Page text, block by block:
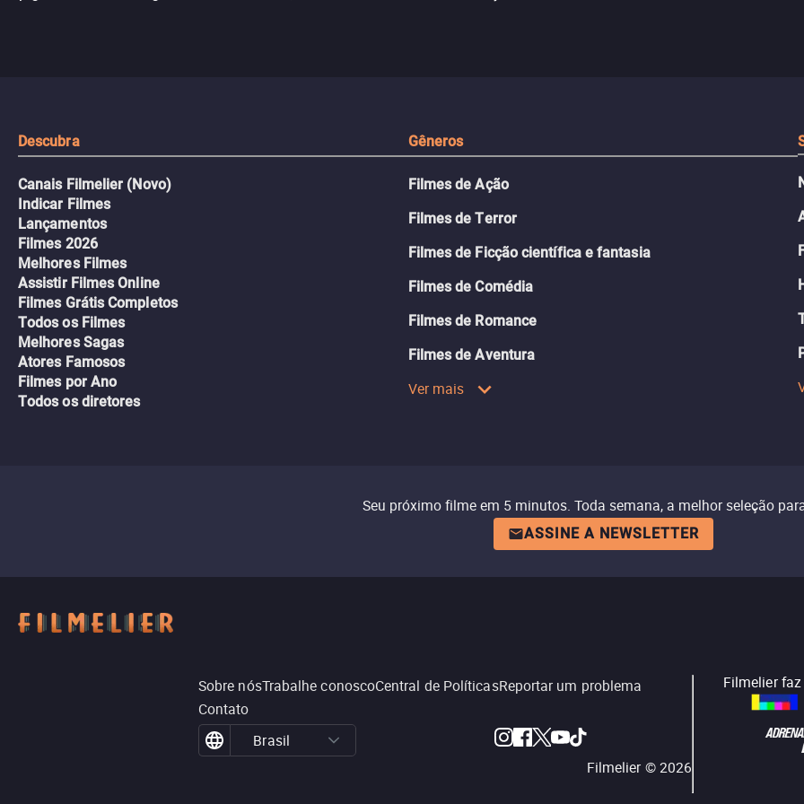
Descubra
Canais Filmelier (Novo)
Indicar Filmes
Lançamentos
Filmes 2026
Melhores Filmes
Assistir Filmes Online
Filmes Grátis Completos
Todos os Filmes
Melhores Sagas
Atores Famosos
Filmes por Ano
Todos os diretores
Gêneros
Filmes de Ação
Filmes de Terror
Filmes de Ficção científica e fantasia
Filmes de Comédia
Filmes de Romance
Filmes de Aventura
Ver mais
Seu próximo filme em 5 minutos. Toda semana, a melhor seleção
ASSINE A NEWSLETTER
Sobre nósTrabalhe conoscoCentral de PolíticasReportar um problema
Contato
Brasil
Filmelier ©2026
Filmelier